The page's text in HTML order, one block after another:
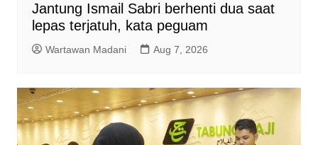
Jantung Ismail Sabri berhenti dua saat
lepas terjatuh, kata peguam
Wartawan Madani Aug 7, 2026